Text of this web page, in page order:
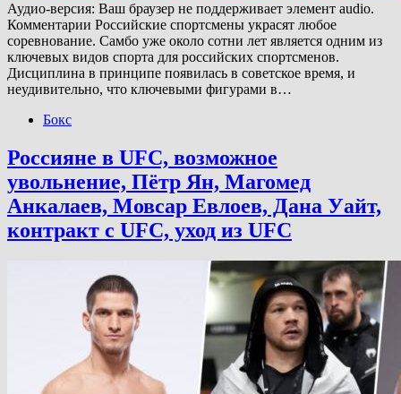
Аудио-версия: Ваш браузер не поддерживает элемент audio.
Комментарии Российские спортсмены украсят любое
соревнование. Самбо уже около сотни лет является одним из
ключевых видов спорта для российских спортсменов.
Дисциплина в принципе появилась в советское время, и
неудивительно, что ключевыми фигурами в…
Бокс
Россияне в UFC, возможное
увольнение, Пётр Ян, Магомед
Анкалаев, Мовсар Евлоев, Дана Уайт,
контракт с UFC, уход из UFC